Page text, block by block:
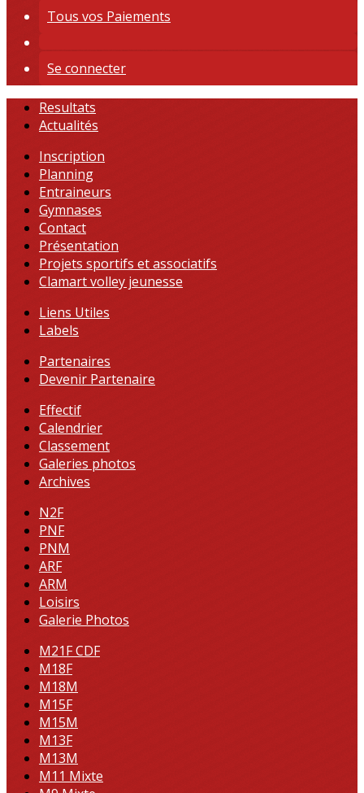
Tous vos Paiements
Se connecter
Resultats
Actualités
Inscription
Planning
Entraineurs
Gymnases
Contact
Présentation
Projets sportifs et associatifs
Clamart volley jeunesse
Liens Utiles
Labels
Partenaires
Devenir Partenaire
Effectif
Calendrier
Classement
Galeries photos
Archives
N2F
PNF
PNM
ARF
ARM
Loisirs
Galerie Photos
M21F CDF
M18F
M18M
M15F
M15M
M13F
M13M
M11 Mixte